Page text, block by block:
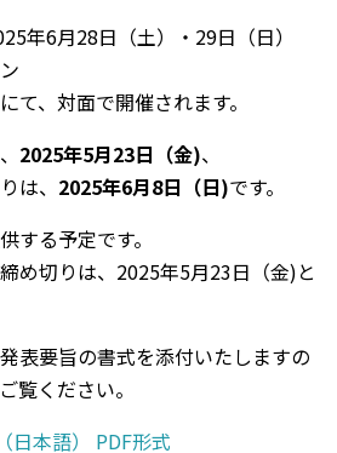
年6月28日（土）・29日（日）
て、対面で開催されます。
2025年5月23日（金)、
は、 2025年6月8日（日)です。
する予定です。
め切りは、2025年5月23日（金)と
表要旨の書式を添付いたしますの
覧ください。
日本語） PDF形式